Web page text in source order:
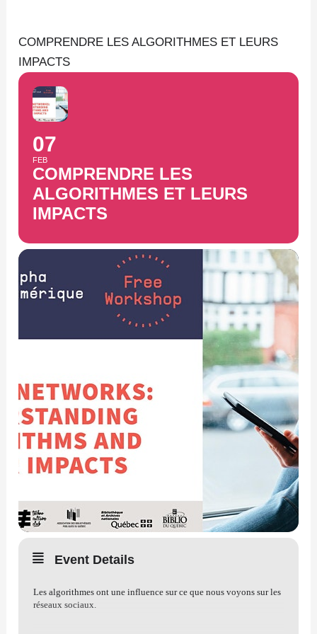
contenu
COMPRENDRE LES ALGORITHMES ET LEURS
IMPACTS
07
FEB
COMPRENDRE LES
ALGORITHMES ET LEURS
IMPACTS
Event Details
Les algorithmes ont une influence sur ce que nous voyons sur les
réseaux sociaux.